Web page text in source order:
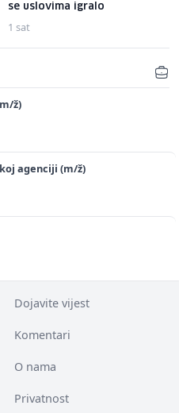
se uslovima igralo
1 sat
ž)
agenciji (m/ž)
Dojavite vijest
Komentari
O nama
Privatnost